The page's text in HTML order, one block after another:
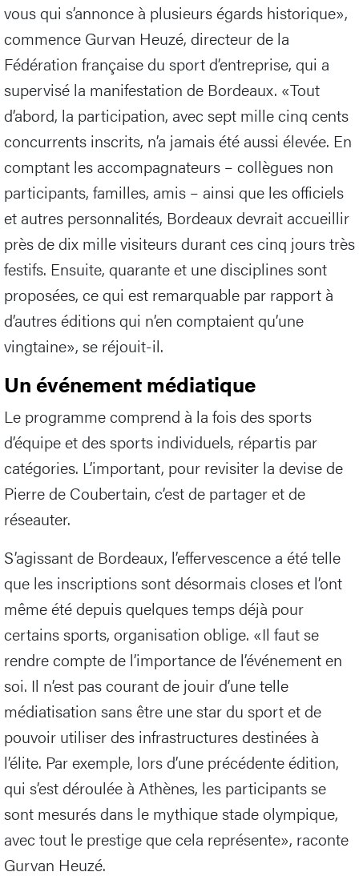
vous qui s’annonce à plusieurs égards historique»,
commence Gurvan Heuzé, directeur de la
Fédération française du sport d’entreprise, qui a
supervisé la manifestation de Bordeaux. «Tout
d’abord, la participation, avec sept mille cinq cents
concurrents inscrits, n’a jamais été aussi élevée. En
comptant les accompagnateurs – collègues non
participants, familles, amis – ainsi que les officiels
et autres personnalités, Bordeaux devrait accueillir
près de dix mille visiteurs durant ces cinq jours très
festifs. Ensuite, quarante et une disciplines sont
proposées, ce qui est remarquable par rapport à
d’autres éditions qui n’en comptaient qu’une
vingtaine», se réjouit-il.
Un événement médiatique
Le programme comprend à la fois des sports
d’équipe et des sports individuels, répartis par
catégories. L’important, pour revisiter la devise de
Pierre de Coubertain, c’est de partager et de
réseauter.
S’agissant de Bordeaux, l’effervescence a été telle
que les inscriptions sont désormais closes et l’ont
même été depuis quelques temps déjà pour
certains sports, organisation oblige. «Il faut se
rendre compte de l’importance de l’événement en
soi. Il n’est pas courant de jouir d’une telle
médiatisation sans être une star du sport et de
pouvoir utiliser des infrastructures destinées à
l’élite. Par exemple, lors d’une précédente édition,
qui s’est déroulée à Athènes, les participants se
sont mesurés dans le mythique stade olympique,
avec tout le prestige que cela représente», raconte
Gurvan Heuzé.